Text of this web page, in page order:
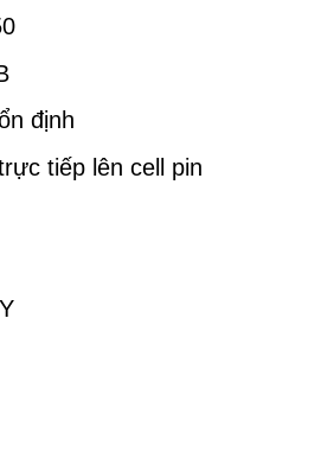
định
tiếp lên cell pin